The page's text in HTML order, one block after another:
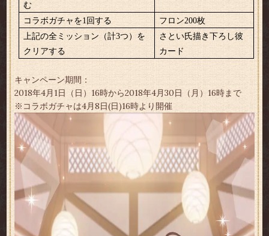
む
コラボガチャを1回する
フロン200枚
上記の全ミッション（計3つ）を
クリアする
さとい氏描き下ろし彼
カード
キャンペーン期間：
2018年4月1日（日）16時から2018年4月30日（月）16時まで
※コラボガチャは4月8日(日)16時より開催